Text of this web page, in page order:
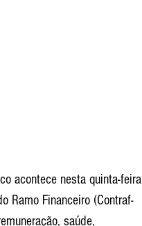
acontece nesta quinta-feira
Ramo Financeiro (Contraf-
saúde,